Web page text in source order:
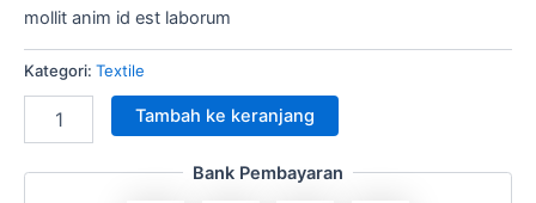
mollit anim id est laborum
Kategori: Textile
Tambah ke keranjang
Bank Pembayaran